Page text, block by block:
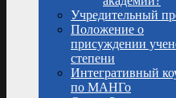
Учредительный
Положение о
присуждении
степени
Интегративный
по МАНГо